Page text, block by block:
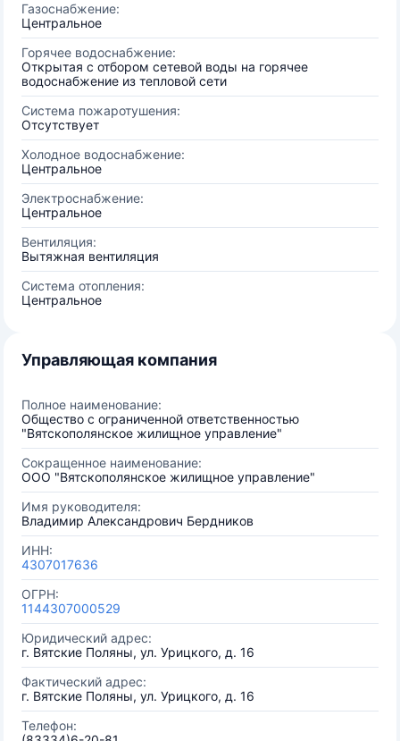
Газоснабжение:
Центральное
Горячее водоснабжение:
Открытая с отбором сетевой воды на горячее
водоснабжение из тепловой сети
Система пожаротушения:
Отсутствует
Холодное водоснабжение:
Центральное
Электроснабжение:
Центральное
Вентиляция:
Вытяжная вентиляция
Система отопления:
Центральное
Управляющая компания
Полное наименование:
Общество с ограниченной ответственностью
"Вятскополянское жилищное управление"
Сокращенное наименование:
ООО "Вятскополянское жилищное управление"
Имя руководителя:
Владимир Александрович Бердников
ИНН:
4307017636
ОГРН:
1144307000529
Юридический адрес:
г. Вятские Поляны, ул. Урицкого, д. 16
Фактический адрес:
г. Вятские Поляны, ул. Урицкого, д. 16
Телефон: